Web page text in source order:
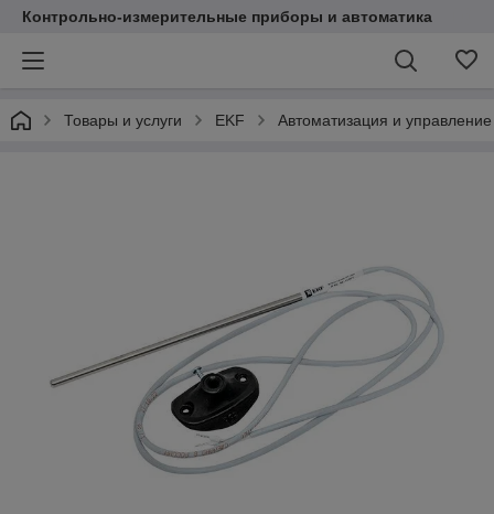
Контрольно-измерительные приборы и автоматика
Товары и услуги EKF Автоматизация и